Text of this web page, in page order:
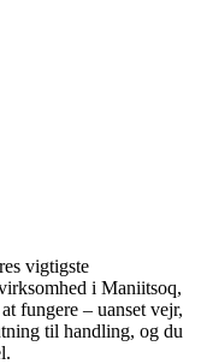
vigtigste
i Maniitsoq,
fungere – uanset vejr,
til handling, og du